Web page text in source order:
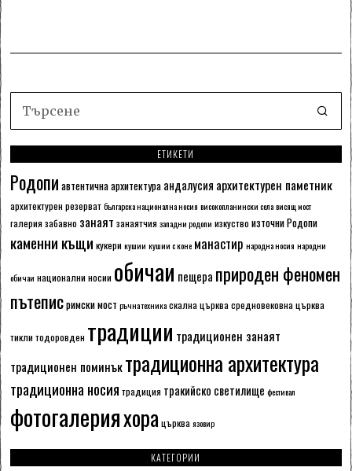
ЕТИКЕТИ
Родопи автентична архитектура андалусия архитектурен паметник
архитектурен резерват българска национална носия високопланински села висящ мост
галерия забавно занаят занаятчия западни родопи изкуство източни Родопи
каменни къщи кукери кушии кушии с коне манастир народна носия народни
обичаи национални носии обичаи пещера природен феномен
пътеписримски мост ръчна техника скална църква средновековна църква
тикли тодоровден традиции традиционен занаят
традиционен поминъктрадиционна архитектура
традиционна носия традиция тракийско светилище фестивал
фотогалерияхора църква язовир
КАТЕГОРИИ